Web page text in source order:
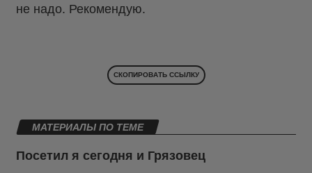
не надо. Рекомендую.
СКОПИРОВАТЬ ССЫЛКУ
МАТЕРИАЛЫ ПО ТЕМЕ
Посетил я сегодня и Грязовец